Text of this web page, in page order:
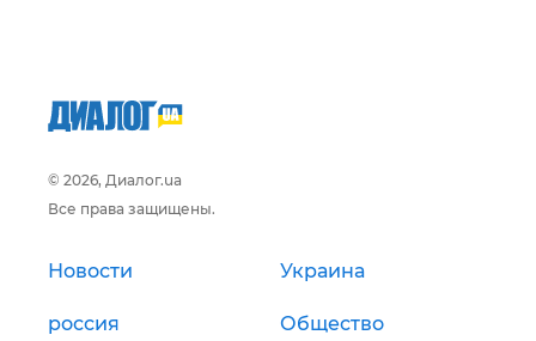
© 2026, Диалог.ua
Все права защищены.
Новости Украина
россия Общество